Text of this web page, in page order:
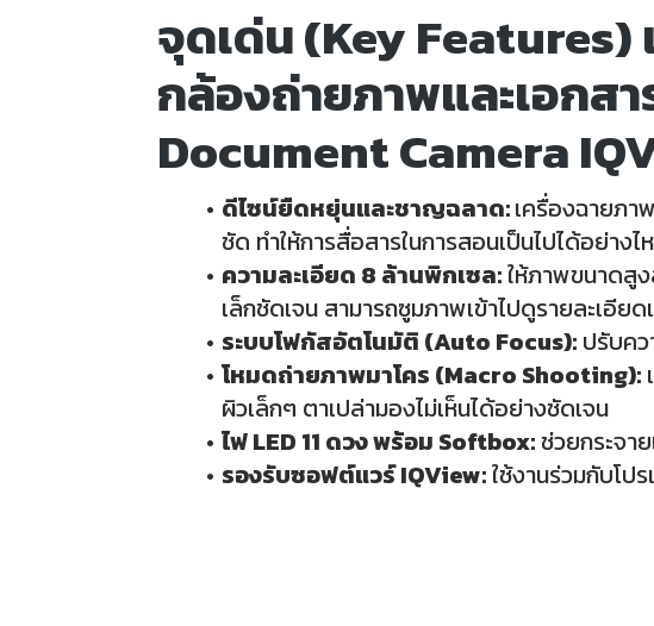
จุดเด่น (Key Features)
กล้องถ่ายภาพและเอกส
Document Camera
ดีไซน์ยืดหยุ่นและชาญฉลาด:เครื่องฉายภา
ชัด ทำให้การสื่อสารในการสอนเป็นไปได้อย่างไ
ความละเอียด 8 ล้านพิกเซล:ให้ภาพขนาดสู
เล็กชัดเจน สามารถซูมภาพเข้าไปดูรายละเอีย
ระบบโฟกัสอัตโนมัติ (Auto Focus): ปรับค
โหมดถ่ายภาพมาโคร (Macro Shooting):
ผิวเล็กๆ ตาเปล่ามองไม่เห็นได้อย่างชัดเจน
ไฟ LED 11 ดวง พร้อม Softbox:ช่วยกระจา
รองรับซอฟต์แวร์ IQView:ใช้งานร่วมกับโป